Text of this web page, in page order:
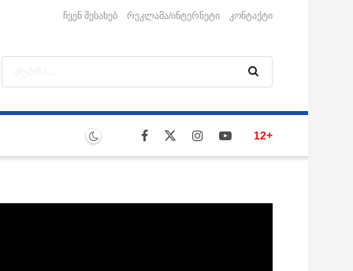
ჩვენ შესახებ რეკლამა/ინტერნეტი კონტაქტი
12+